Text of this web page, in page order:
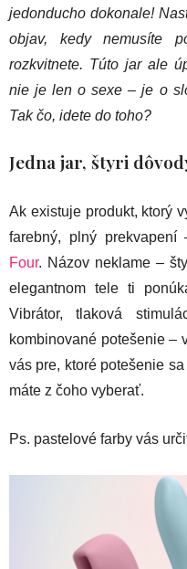
jedonducho dokonale!
objav, kedy nemusíte
rozkvitnete. Túto jar ale
nie je len o sexe – je o
Tak čo, idete do toho?
Jedna jar, štyri
Ak existuje produkt, ktorý
farebný, plný
Four. Názov neklame –
elegantnom tele ti
Vibrátor, tlaková
kombinované potešenie –
vás pre, ktoré potešenie
máte z čoho vyberať.
Ps. pastelové farby vás